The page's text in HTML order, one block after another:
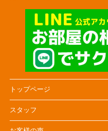
トップページ
スタッフ